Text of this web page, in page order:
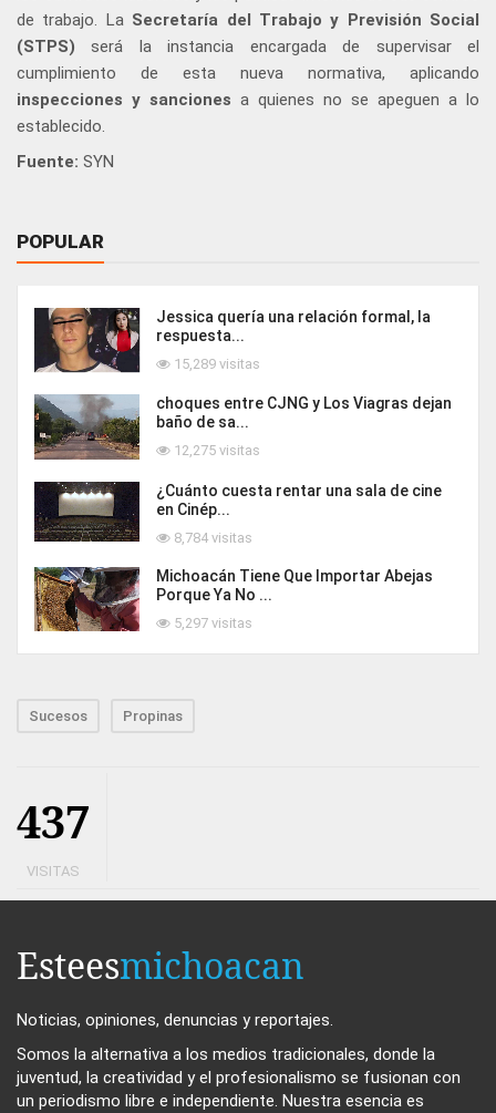
de trabajo. La Secretaría del Trabajo y Previsión Social
(STPS) será la instancia encargada de supervisar el
cumplimiento de esta nueva normativa, aplicando
inspecciones y sanciones a quienes no se apeguen a lo
establecido.
Fuente: SYN
POPULAR
Jessica quería una relación formal, la
respuesta...
15,289 visitas
choques entre CJNG y Los Viagras dejan
baño de sa...
12,275 visitas
¿Cuánto cuesta rentar una sala de cine
en Cinép...
8,784 visitas
Michoacán Tiene Que Importar Abejas
Porque Ya No ...
5,297 visitas
Sucesos Propinas
437
VISITAS
Esteesmichoacan
Noticias, opiniones, denuncias y reportajes.
Somos la alternativa a los medios tradicionales, donde la
juventud, la creatividad y el profesionalismo se fusionan con
un periodismo libre e independiente. Nuestra esencia es